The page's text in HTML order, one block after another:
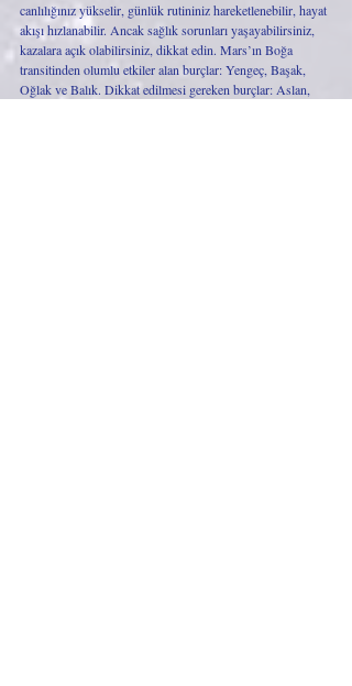
canlılığınız yükselir, günlük rutininiz hareketlenebilir, hayat
akışı hızlanabilir. Ancak sağlık sorunları yaşayabilirsiniz,
kazalara açık olabilirsiniz, dikkat edin. Mars’ın Boğa
transitinden olumlu etkiler alan burçlar: Yengeç, Başak,
Oğlak ve Balık. Dikkat edilmesi gereken burçlar: Aslan,